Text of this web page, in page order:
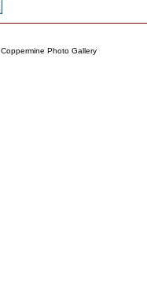
Coppermine Photo Gallery